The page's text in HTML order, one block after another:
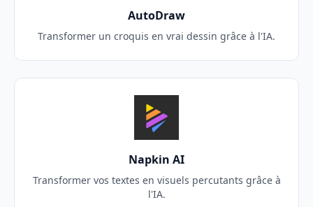
AutoDraw
Transformer un croquis en vrai dessin grâce à l'IA.
Napkin AI
Transformer vos textes en visuels percutants grâce à
l'IA.